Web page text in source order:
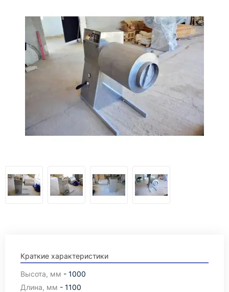
Краткие характеристики
Высота, мм - 1000
Длина, мм - 1100